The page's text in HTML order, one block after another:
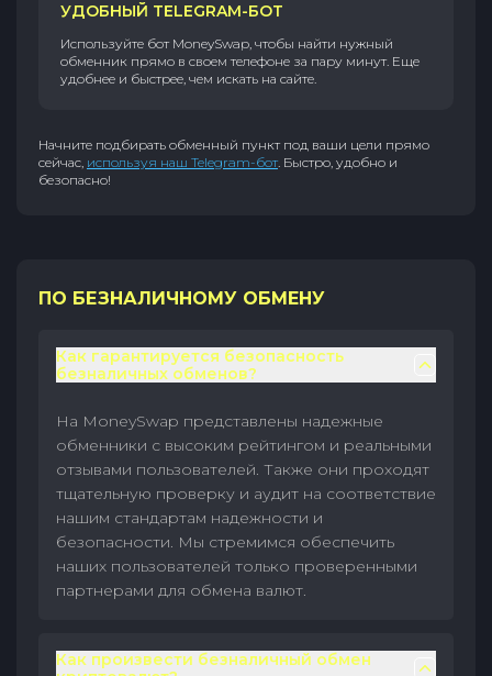
УДОБНЫЙ TELEGRAM-БОТ
Используйте бот MoneySwap, чтобы найти нужный
обменник прямо в своем телефоне за пару минут. Еще
удобнее и быстрее, чем искать на сайте.
Начните подбирать обменный пункт под ваши цели прямо
сейчас, используя наш Telegram-бот. Быстро, удобно и
безопасно!
ПО БЕЗНАЛИЧНОМУ ОБМЕНУ
Как гарантируется безопасность
безналичных обменов?
На MoneySwap представлены надежные
обменники с высоким рейтингом и реальными
отзывами пользователей. Также они проходят
тщательную проверку и аудит на соответствие
нашим стандартам надежности и
безопасности. Мы стремимся обеспечить
наших пользователей только проверенными
партнерами для обмена валют.
Как произвести безналичный обмен